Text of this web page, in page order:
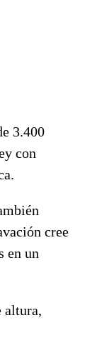
3.400
con
cree
en un
altura,